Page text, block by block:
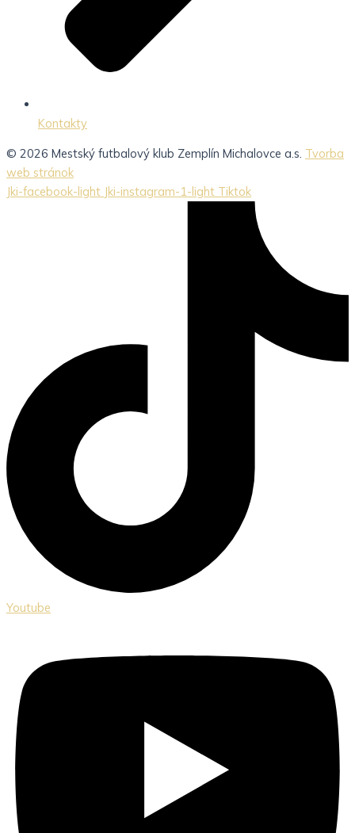
Kontakty
© 2026 Mestský futbalový klub Zemplín Michalovce a.s. Tvorba
web stránok
Jki-facebook-light Jki-instagram-1-light Tiktok
Youtube